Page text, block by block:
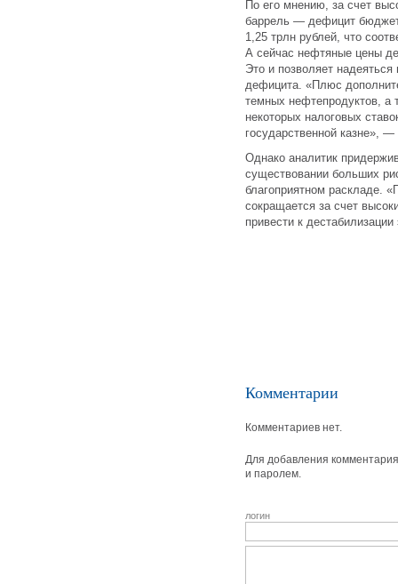
По его мнению, за счет
баррель — дефицит
1,25 трлн рублей, что
А сейчас нефтяные цены
Это и позволяет
дефицита. «Плюс
темных нефтепродуктов, а
некоторых налоговых
государственной казне»,
Однако аналитик
существовании больших
благоприятном раскладе.
сокращается за счет
привести к
Комментарии
Комментариев нет.
Для добавления
и паролем.
логин